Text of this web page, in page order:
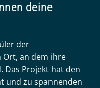
deine
der
an dem ihre
Das Projekt hat den
und zu spannenden